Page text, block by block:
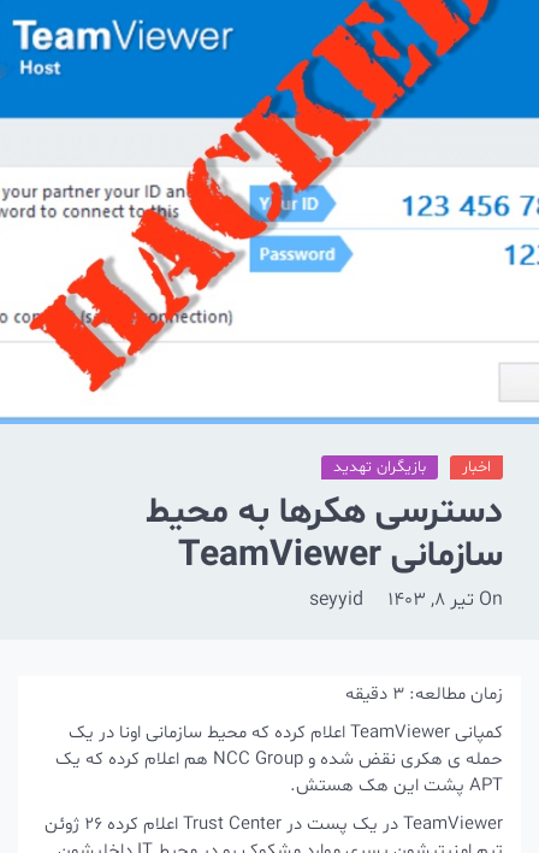
بازیگران تهدید
دسترسی هکرها به محیط
سازمانی TeamViewer
تیر 8, 1403 seyyid
زمان مطالعه:3دقیقه
کمپانی TeamViewer اعلام کرده که محیط سازمانی اونا در یک
حمله ی هکری نقض شده و NCC Group هم اعلام کرده که یک
TeamViewer در یک پست در Trust Center اعلام کرده 26 ژوئن